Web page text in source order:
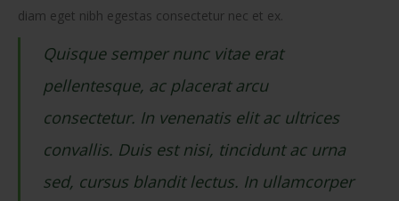
diam eget nibh egestas consectetur nec et ex.
Quisque semper nunc vitae erat
pellentesque, ac placerat arcu
consectetur. In venenatis elit ac ultrices
convallis. Duis est nisi, tincidunt ac urna
sed, cursus blandit lectus. In ullamcorper